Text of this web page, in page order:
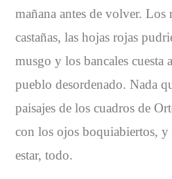
mañana antes de volver. Los
castañas, las hojas rojas
musgo y los bancales cuesta
pueblo desordenado. Nada
paisajes de los cuadros de
con los ojos boquiabiertos, y
estar, todo.